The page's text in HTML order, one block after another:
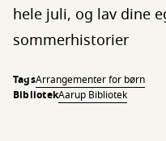
hele juli, og lav dine
sommerhistorier
TagsArrangementer for børn
BibliotekAarup Bibliotek